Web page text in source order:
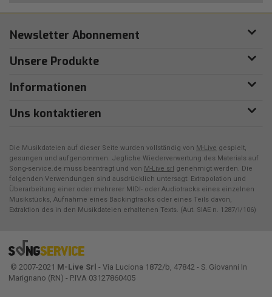
Newsletter Abonnement
Unsere Produkte
Informationen
Uns kontaktieren
Die Musikdateien auf dieser Seite wurden vollständig von M-Live gespielt,
gesungen und aufgenommen. Jegliche Wiederverwertung des Materials auf
Song-service.de muss beantragt und von M-Live srl genehmigt werden. Die
folgenden Verwendungen sind ausdrücklich untersagt: Extrapolation und
Überarbeitung einer oder mehrerer MIDI- oder Audiotracks eines einzelnen
Musikstücks, Aufnahme eines Backingtracks oder eines Teils davon,
Extraktion des in den Musikdateien erhaltenen Texts. (Aut. SIAE n. 1287/I/106)
© 2007-2021 M-Live Srl - Via Luciona 1872/b, 47842 - S. Giovanni In
Marignano (RN) - P.IVA 03127860405